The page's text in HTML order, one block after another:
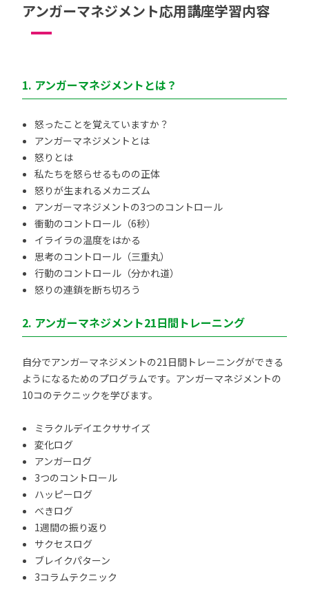
アンガーマネジメント応用講座学習内容
1. アンガーマネジメントとは？
怒ったことを覚えていますか？
アンガーマネジメントとは
怒りとは
私たちを怒らせるものの正体
怒りが生まれるメカニズム
アンガーマネジメントの3つのコントロール
衝動のコントロール（6秒）
イライラの温度をはかる
思考のコントロール（三重丸）
行動のコントロール（分かれ道）
怒りの連鎖を断ち切ろう
2. アンガーマネジメント21日間トレーニング
自分でアンガーマネジメントの21日間トレーニングができる
ようになるためのプログラムです。アンガーマネジメントの
10コのテクニックを学びます。
ミラクルデイエクササイズ
変化ログ
アンガーログ
3つのコントロール
ハッピーログ
べきログ
1週間の振り返り
サクセスログ
ブレイクパターン
3コラムテクニック